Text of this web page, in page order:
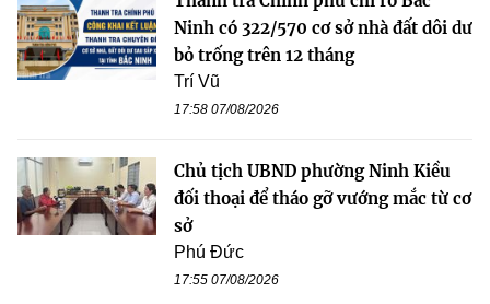
Ninh có 322/570 cơ sở nhà đất dôi dư
bỏ trống trên 12 tháng
Trí Vũ
17:58 07/08/2026
Chủ tịch UBND phường Ninh Kiều
đối thoại để tháo gỡ vướng mắc từ cơ
sở
Phú Đức
17:55 07/08/2026